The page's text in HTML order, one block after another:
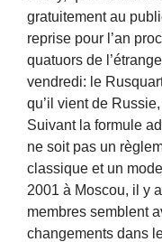
gratuitement au
reprise pour l’an
quatuors de
vendredi: le
qu’il vient de
Suivant la formule
ne soit pas un
classique et un
2001 à Moscou, il y
membres semblent
changements dans